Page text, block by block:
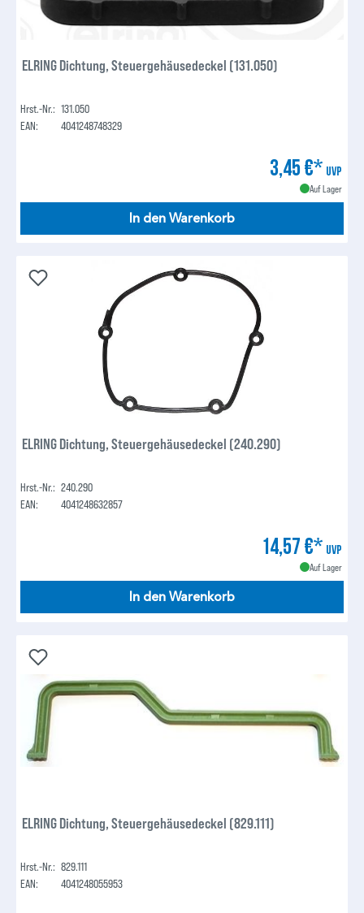
ELRING Dichtung, Steuergehäusedeckel (131.050)
Hrst.-Nr.: 131.050
EAN:
4041248748329
3,45 €* UVP
Auf Lager
In den Warenkorb
ELRING Dichtung, Steuergehäusedeckel (240.290)
Hrst.-Nr.: 240.290
EAN:
4041248632857
14,57 €* UVP
Auf Lager
In den Warenkorb
ELRING Dichtung, Steuergehäusedeckel (829.111)
Hrst.-Nr.: 829.111
EAN:
4041248055953